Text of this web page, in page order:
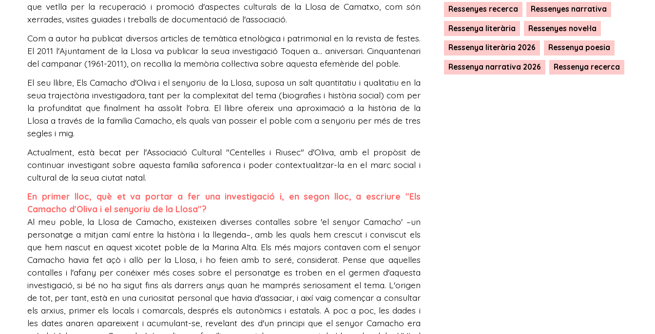
que vetlla per la recuperació i promoció d'aspectes culturals de la Llosa de Camatxo, com són
xerrades, visites guiades i treballs de documentació de l'associació.
Com a autor ha publicat diversos articles de temàtica etnològica i patrimonial en la revista de festes.
El 2011 l'Ajuntament de la Llosa va publicar la seua investigació Toquen a... aniversari. Cinquantenari
del campanar (1961-2011), on recollia la memòria col·lectiva sobre aquesta efemèride del poble.
El seu llibre, Els Camacho d'Oliva i el senyoriu de la Llosa, suposa un salt quantitatiu i qualitatiu en la
seua trajectòria investigadora, tant per la complexitat del tema (biografies i història social) com per
la profunditat que finalment ha assolit l'obra. El llibre ofereix una aproximació a la història de la
Llosa a través de la família Camacho, els quals van posseir el poble com a senyoriu per més de tres
segles i mig.
Actualment, està becat per l'Associació Cultural "Centelles i Riusec" d'Oliva, amb el propòsit de
continuar investigant sobre aquesta família saforenca i poder contextualitzar-la en el marc social i
cultural de la seua ciutat natal.
En primer lloc, què et va portar a fer una investigació i, en segon lloc, a escriure "Els
Camacho d'Oliva i el senyoriu de la Llosa"?
Al meu poble, la Llosa de Camacho, existeixen diverses contalles sobre 'el senyor Camacho' –un
personatge a mitjan camí entre la història i la llegenda–, amb les quals hem crescut i conviscut els
que hem nascut en aquest xicotet poble de la Marina Alta. Els més majors contaven com el senyor
Camacho havia fet açò i allò per la Llosa, i ho feien amb to seré, considerat. Pense que aquelles
contalles i l'afany per conéixer més coses sobre el personatge es troben en el germen d'aquesta
investigació, si bé no ha sigut fins als darrers anys quan he mamprés seriosament el tema. L'origen
de tot, per tant, està en una curiositat personal que havia d'assaciar, i així vaig començar a consultar
els arxius, primer els locals i comarcals, després els autonòmics i estatals. A poc a poc, les dades i
les dates anaren apareixent i acumulant-se, revelant des d'un principi que el senyor Camacho era
Ressenyes recerca Ressenyes narrativa
Ressenya literària Ressenyes novel·la
Ressenya literària 2026 Ressenya poesia
Ressenya narrativa 2026 Ressenya recerca